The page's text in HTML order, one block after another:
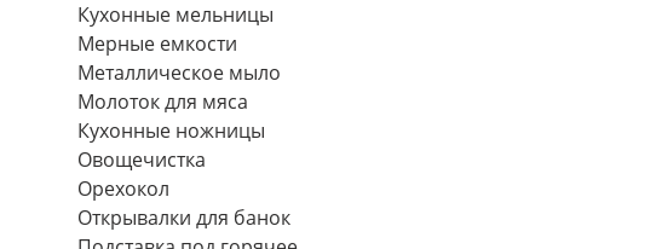
Кухонные мельницы
Мерные емкости
Металлическое мыло
Молоток для мяса
Кухонные ножницы
Овощечистка
Орехокол
Открывалки для банок